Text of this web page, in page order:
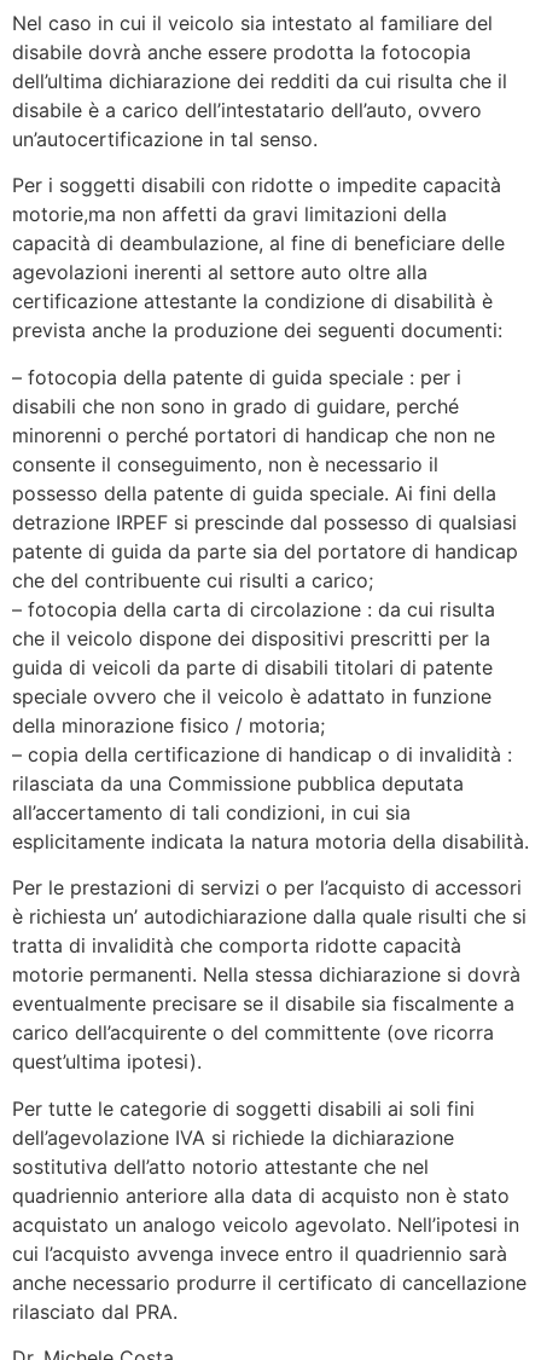
Nel caso in cui il veicolo sia intestato al familiare del
disabile dovrà anche essere prodotta la fotocopia
dell’ultima dichiarazione dei redditi da cui risulta che il
disabile è a carico dell’intestatario dell’auto, ovvero
un’autocertificazione in tal senso.
Per i soggetti disabili con ridotte o impedite capacità
motorie,ma non affetti da gravi limitazioni della
capacità di deambulazione, al fine di beneficiare delle
agevolazioni inerenti al settore auto oltre alla
certificazione attestante la condizione di disabilità è
prevista anche la produzione dei seguenti documenti:
– fotocopia della patente di guida speciale : per i
disabili che non sono in grado di guidare, perché
minorenni o perché portatori di handicap che non ne
consente il conseguimento, non è necessario il
possesso della patente di guida speciale. Ai fini della
detrazione IRPEF si prescinde dal possesso di qualsiasi
patente di guida da parte sia del portatore di handicap
che del contribuente cui risulti a carico;
– fotocopia della carta di circolazione : da cui risulta
che il veicolo dispone dei dispositivi prescritti per la
guida di veicoli da parte di disabili titolari di patente
speciale ovvero che il veicolo è adattato in funzione
della minorazione fisico / motoria;
– copia della certificazione di handicap o di invalidità :
rilasciata da una Commissione pubblica deputata
all’accertamento di tali condizioni, in cui sia
esplicitamente indicata la natura motoria della disabilità.
Per le prestazioni di servizi o per l’acquisto di accessori
è richiesta un’ autodichiarazione dalla quale risulti che si
tratta di invalidità che comporta ridotte capacità
motorie permanenti. Nella stessa dichiarazione si dovrà
eventualmente precisare se il disabile sia fiscalmente a
carico dell’acquirente o del committente (ove ricorra
quest’ultima ipotesi).
Per tutte le categorie di soggetti disabili ai soli fini
dell’agevolazione IVA si richiede la dichiarazione
sostitutiva dell’atto notorio attestante che nel
quadriennio anteriore alla data di acquisto non è stato
acquistato un analogo veicolo agevolato. Nell’ipotesi in
cui l’acquisto avvenga invece entro il quadriennio sarà
anche necessario produrre il certificato di cancellazione
rilasciato dal PRA.